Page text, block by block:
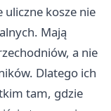
kosze nie
Mają
a nie
Dlatego ich
tam, gdzie